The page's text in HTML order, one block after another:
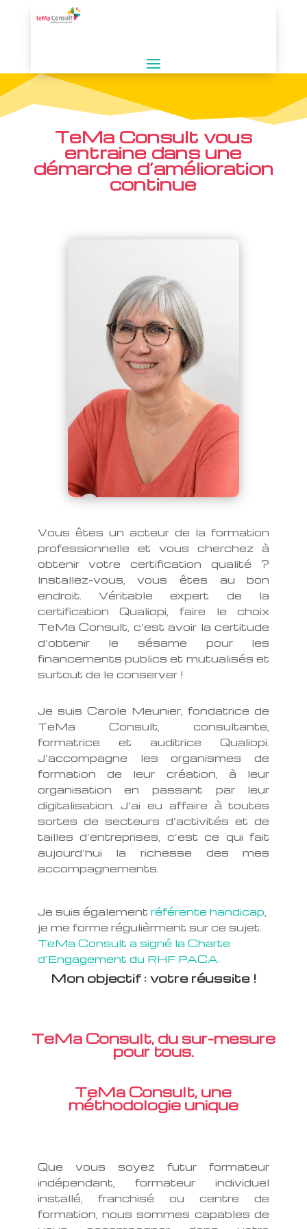
TeMa Consult vous
entraine dans une
démarche d’amélioration
continue
Vous êtes un acteur de la formation
professionnelle et vous cherchez à
obtenir votre certification qualité ?
Installez-vous, vous êtes au bon
endroit. Véritable expert de la
certification Qualiopi, faire le choix
TeMa Consult, c’est avoir la certitude
d’obtenir le sésame pour les
financements publics et mutualisés et
surtout de le conserver !
Je suis Carole Meunier, fondatrice de
TeMa Consult, consultante,
formatrice et auditrice Qualiopi.
J’accompagne les organismes de
formation de leur création, à leur
organisation en passant par leur
digitalisation. J’ai eu affaire à toutes
sortes de secteurs d’activités et de
tailles d’entreprises, c’est ce qui fait
aujourd’hui la richesse des mes
accompagnements.
Je suis également référente handicap,
je me forme régulièrment sur ce sujet.
TeMa Consult a signé la Charte
d’Engagement du RHF PACA.
Mon objectif : votre réussite !
TeMa Consult, du sur-mesure
pour tous.
TeMa Consult, une
méthodologie unique
Que vous soyez futur formateur
indépendant, formateur individuel
installé, franchisé ou centre de
formation, nous sommes capables de